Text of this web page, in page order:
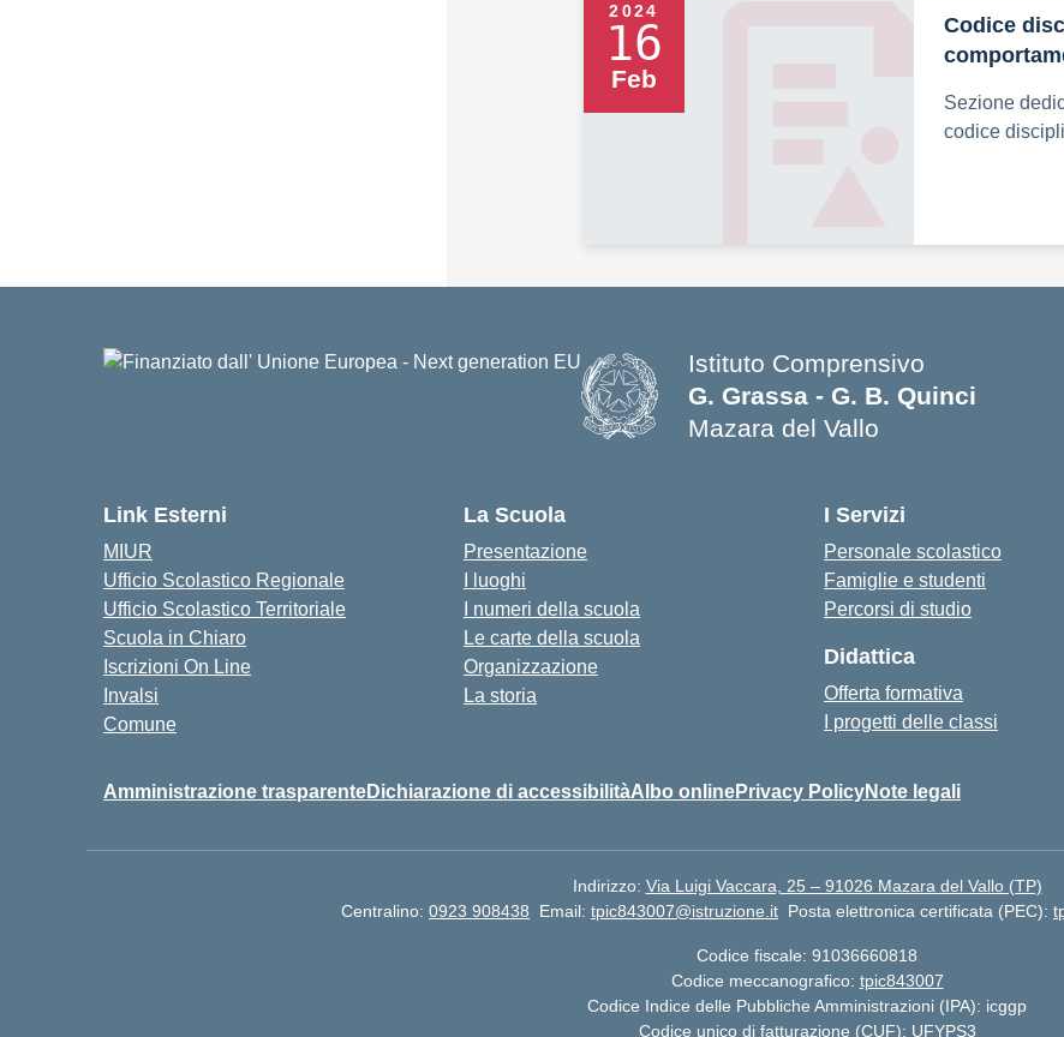
2024
16
Feb
Codice
Sezione
codice
Istituto Comprensivo
G. Grassa - G. B. Quinci
Mazara del Vallo
Link Esterni
MIUR
Ufficio Scolastico Regionale
Ufficio Scolastico Territoriale
Scuola in Chiaro
Iscrizioni On Line
Invalsi
Comune
La Scuola
Presentazione
I luoghi
I numeri della scuola
Le carte della scuola
Organizzazione
La storia
I Servizi
Personale scolastico
Famiglie e studenti
Percorsi di studio
Didattica
Offerta formativa
I progetti delle classi
Amministrazione trasparenteDichiarazione di accessibilitàAlbo onlinePrivacy PolicyNote legali
Indirizzo: Via Luigi Vaccara, 25 – 91026 Mazara del Vallo (TP)
Centralino: 0923 908438 Email: tpic843007@istruzione.it Posta elettronica certificata (PEC):
Codice fiscale: 91036660818
Codice meccanografico: tpic843007
Codice Indice delle Pubbliche Amministrazioni (IPA): icggp
Codice unico di fatturazione (CUF): UFYPS3